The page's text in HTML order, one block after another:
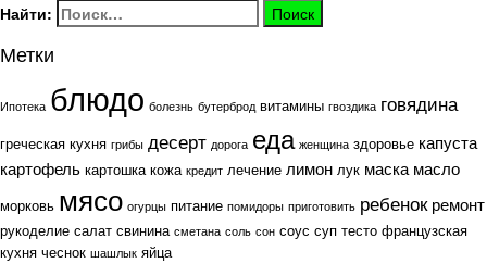
Найти:
Метки
Ипотека блюдо болезнь бутерброд витамины гвоздика говядина
греческая кухня грибы десерт дорога еда женщина здоровье капуста
картофель картошка кожа кредит лечение лимон лук маска масло
морковь мясо огурцы питание помидоры приготовить ребенок ремонт
рукоделие салат свинина сметана соль сон соус суп тесто французская
кухня чеснок шашлык яйца